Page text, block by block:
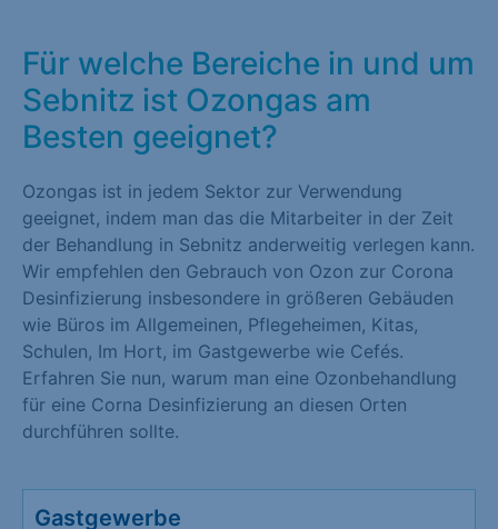
Für welche Bereiche in und um
Sebnitz ist Ozongas am
Besten geeignet?
Ozongas ist in jedem Sektor zur Verwendung
geeignet, indem man das die Mitarbeiter in der Zeit
der Behandlung in Sebnitz anderweitig verlegen kann.
Wir empfehlen den Gebrauch von Ozon zur Corona
Desinfizierung insbesondere in größeren Gebäuden
wie Büros im Allgemeinen, Pflegeheimen, Kitas,
Schulen, Im Hort, im Gastgewerbe wie Cefés.
Erfahren Sie nun, warum man eine Ozonbehandlung
für eine Corna Desinfizierung an diesen Orten
durchführen sollte.
Gastgewerbe